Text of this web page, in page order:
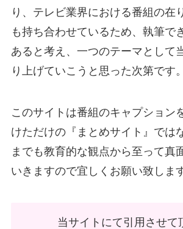
り、テレビ業界における番組の在
も持ち合わせているため、執筆で
あると考え、一つのテーマとして
り上げていこうと思った次第です。
このサイトは番組のキャプション
けただけの『まとめサイト』では
までも教育的な観点から至って真
いきますので宜しくお願い致します
当サイトにて引用させて